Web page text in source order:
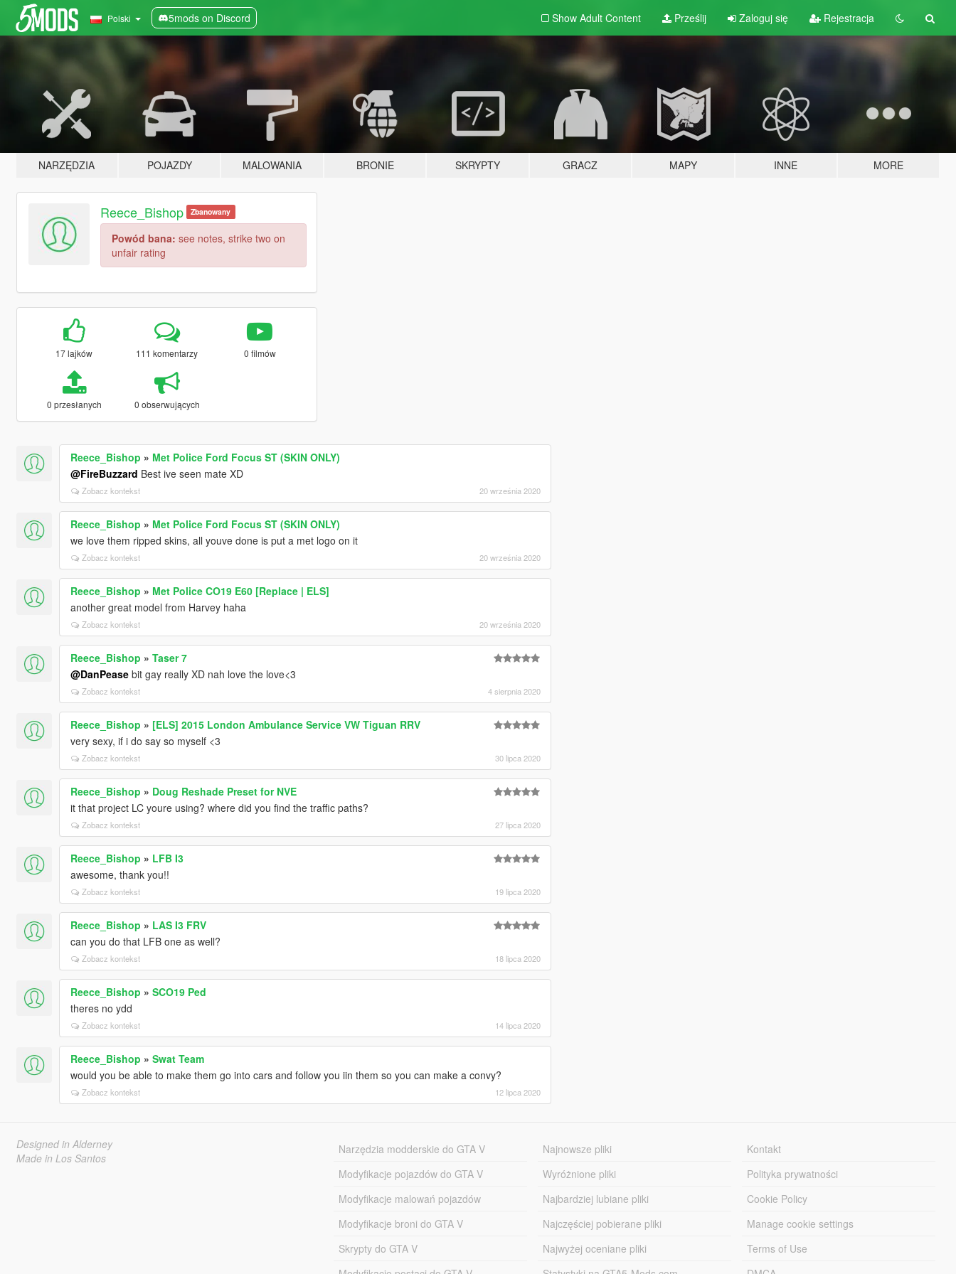
Polski 5mods on Discord Show Adult Content Prześlij Zaloguj się Rejestracja
NARZĘDZIA POJAZDY MALOWANIA BRONIE SKRYPTY GRACZ MAPY INNE MORE
Reece_Bishop Zbanowany
Powód bana: see notes, strike two on
unfair rating
17 lajków 111 komentarzy 0 filmów
0 przesłanych 0 obserwujących
Reece_Bishop » Met Police Ford Focus ST (SKIN ONLY)
@FireBuzzard Best ive seen mate XD
Zobacz kontekst 20 września 2020
Reece_Bishop » Met Police Ford Focus ST (SKIN ONLY)
we love them ripped skins, all youve done is put a met logo on it
Zobacz kontekst 20 września 2020
Reece_Bishop » Met Police CO19 E60 [Replace | ELS]
another great model from Harvey haha
Zobacz kontekst 20 września 2020
Reece_Bishop » Taser 7
@DanPeasebit gay really XD nah love the love<3
Zobacz kontekst 4 sierpnia 2020
Reece_Bishop » [ELS] 2015 London Ambulance Service VW Tiguan RRV
very sexy, if i do say so myself <3
Zobacz kontekst 30 lipca 2020
Reece_Bishop » Doug Reshade Preset for NVE
it that project LC youre using? where did you find the traffic paths?
Zobacz kontekst 27 lipca 2020
Reece_Bishop » LFB I3
awesome, thank you!!
Zobacz kontekst 19 lipca 2020
Reece_Bishop » LAS I3 FRV
can you do that LFB one as well?
Zobacz kontekst 18 lipca 2020
Reece_Bishop » SCO19 Ped
theres no ydd
Zobacz kontekst 14 lipca 2020
Reece_Bishop » Swat Team
would you be able to make them go into cars and follow you iin them so you can make a convy?
Zobacz kontekst 12 lipca 2020
Designed in Alderney
Made in Los Santos
Narzędzia modderskie do GTA V
Modyfikacje pojazdów do GTA V
Modyfikacje malowań pojazdów
Modyfikacje broni do GTA V
Skrypty do GTA V
Najnowsze pliki
Wyróżnione pliki
Najbardziej lubiane pliki
Najczęściej pobierane pliki
Najwyżej oceniane pliki
Kontakt
Polityka prywatności
Cookie Policy
Manage cookie settings
Terms of Use